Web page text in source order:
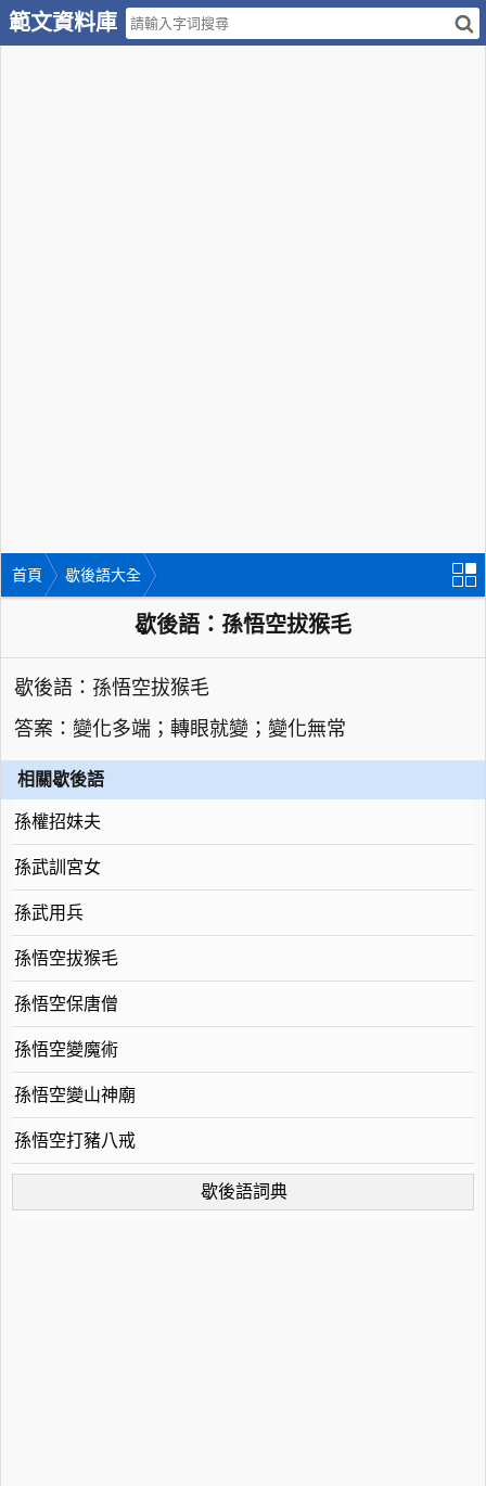
範文資料庫
首頁 歇後語大全
歇後語：孫悟空拔猴毛
歇後語：孫悟空拔猴毛
答案：變化多端；轉眼就變；變化無常
相關歇後語
孫權招妹夫
孫武訓宮女
孫武用兵
孫悟空拔猴毛
孫悟空保唐僧
孫悟空變魔術
孫悟空變山神廟
孫悟空打豬八戒
歇後語詞典